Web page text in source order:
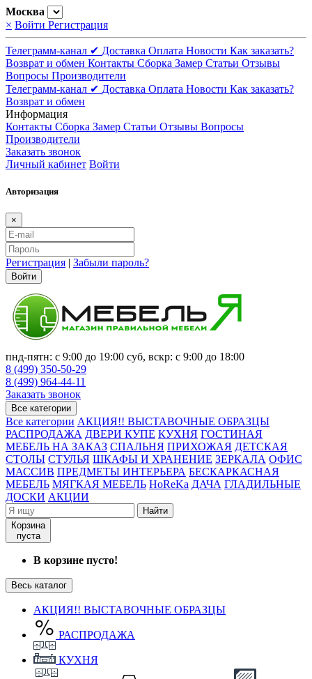
Москва
× Войти Регистрация
Телеграмм-канал ✔ Доставка Оплата Новости Как заказать?
Возврат и обмен Контакты Сборка Замер Статьи Отзывы
Вопросы Производители
Телеграмм-канал ✔ Доставка Оплата Новости Как заказать?
Возврат и обмен
Информация
Контакты Сборка Замер Статьи Отзывы Вопросы
Производители
Заказать звонок
Личный кабинет Войти
Авторизация
×
Регистрация | Забыли пароль?
Войти
пнд-пятн: с 9:00 до 19:00 суб, вскр: с 9:00 до 18:00
8 (499) 350-50-29
8 (499) 964-44-11
Заказать звонок
Все категории
Все категории АКЦИЯ!! ВЫСТАВОЧНЫЕ ОБРАЗЦЫ
РАСПРОДАЖА ДВЕРИ КУПЕ КУХНЯ ГОСТИНАЯ
МЕБЕЛЬ НА ЗАКАЗ СПАЛЬНЯ ПРИХОЖАЯ ДЕТСКАЯ
СТОЛЫ СТУЛЬЯ ШКАФЫ И ХРАНЕНИЕ ЗЕРКАЛА ОФИС
МАССИВ ПРЕДМЕТЫ ИНТЕРЬЕРА БЕСКАРКАСНАЯ
МЕБЕЛЬ МЯГКАЯ МЕБЕЛЬ HoReKa ДАЧА ГЛАДИЛЬНЫЕ
ДОСКИ АКЦИИ
Найти
Корзина
пуста
В корзине пусто!
Весь каталог
АКЦИЯ!! ВЫСТАВОЧНЫЕ ОБРАЗЦЫ
РАСПРОДАЖА
КУХНЯ